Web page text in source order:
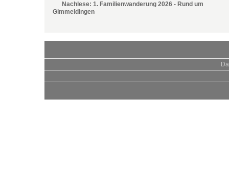
Nachlese: 1. Familienwanderung 2026 - Rund um
Gimmeldingen